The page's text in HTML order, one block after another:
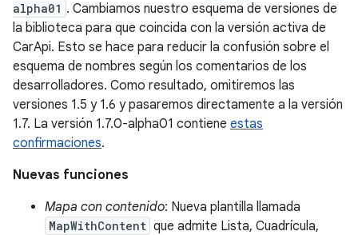
alpha01 . Cambiamos nuestro esquema de versiones de
la biblioteca para que coincida con la versión activa de
CarApi. Esto se hace para reducir la confusión sobre el
esquema de nombres según los comentarios de los
desarrolladores. Como resultado, omitiremos las
versiones 1.5 y 1.6 y pasaremos directamente a la versión
1.7. La versión 1.7.0-alpha01 contiene estas
confirmaciones.
Nuevas funciones
Mapa con contenido: Nueva plantilla llamada
MapWithContent que admite Lista, Cuadrícula,